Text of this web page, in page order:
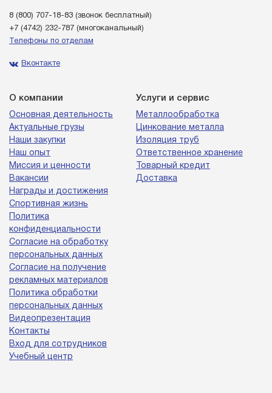
8 (800) 707-18-83 (звонок бесплатный)
+7 (4742) 232-787 (многоканальный)
Телефоны по отделам
Вконтакте
О компании
Основная деятельность
Актуальные грузы
Наши закупки
Наш опыт
Миссия и ценности
Вакансии
Награды и достижения
Спортивная жизнь
Политика
конфиденциальности
Согласие на обработку
персональных данных
Согласие на получение
рекламных материалов
Политика обработки
персональных данных
Видеопрезентация
Контакты
Вход для сотрудников
Учебный центр
Услуги и сервис
Металлообработка
Цинкование металла
Изоляция труб
Ответственное хранение
Товарный кредит
Доставка